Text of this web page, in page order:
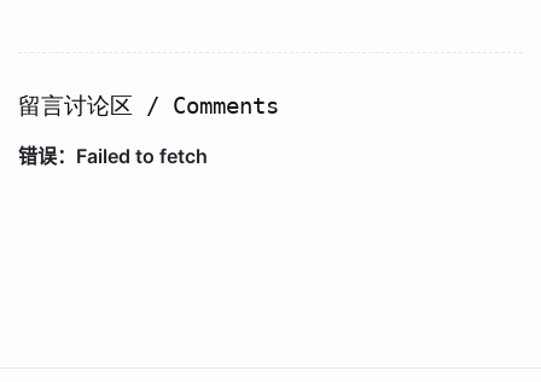
留言讨论区 / Comments